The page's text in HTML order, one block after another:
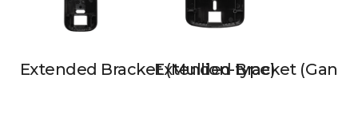
Extended Bracket (Mullion-type)
Extended Bracket